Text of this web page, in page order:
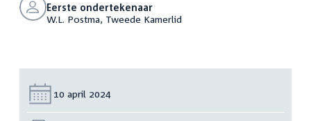
Eerste ondertekenaar
W.L. Postma, Tweede Kamerlid
Datum:
10 april 2024